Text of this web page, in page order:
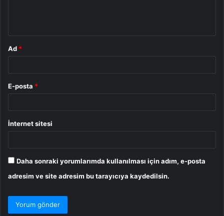
Ad *
E-posta *
İnternet sitesi
Daha sonraki yorumlarımda kullanılması için adım, e-posta
adresim ve site adresim bu tarayıcıya kaydedilsin.